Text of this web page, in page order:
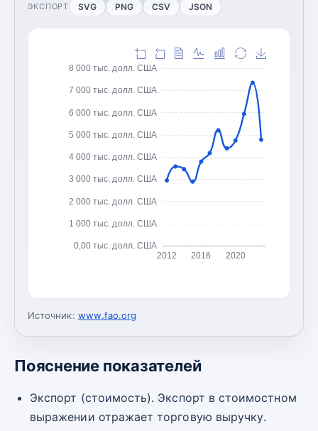
ЭКСПОРТ SVG PNG CSV JSON
0,00 тыс. долл. США
1 000 тыс. долл. США
2 000 тыс. долл. США
3 000 тыс. долл. США
4 000 тыс. долл. США
5 000 тыс. долл. США
6 000 тыс. долл. США
7 000 тыс. долл. США
8 000 тыс. долл. США
2012 2016 2020
Источник: www.fao.org
Пояснение показателей
Экспорт (стоимость). Экспорт в стоимостном
выражении отражает торговую выручку.